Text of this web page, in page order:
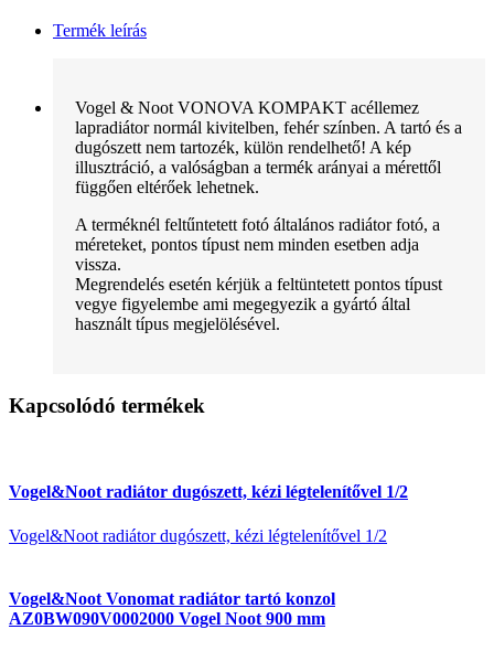
Termék leírás
Vogel & Noot VONOVA KOMPAKT acéllemez
lapradiátor normál kivitelben, fehér színben. A tartó és a
dugószett nem tartozék, külön rendelhető! A kép
illusztráció, a valóságban a termék arányai a mérettől
függően eltérőek lehetnek.
A terméknél feltűntetett fotó általános radiátor fotó, a
méreteket, pontos típust nem minden esetben adja
vissza.
Megrendelés esetén kérjük a feltüntetett pontos típust
vegye figyelembe ami megegyezik a gyártó által
használt típus megjelölésével.
Kapcsolódó termékek
Vogel&Noot radiátor dugószett, kézi légtelenítővel 1/2
Vogel&Noot radiátor dugószett, kézi légtelenítővel 1/2
Vogel&Noot Vonomat radiátor tartó konzol
AZ0BW090V0002000 Vogel Noot 900 mm